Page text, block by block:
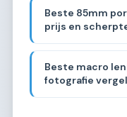
Beste 85mm
prijs en
Beste macro
fotografie